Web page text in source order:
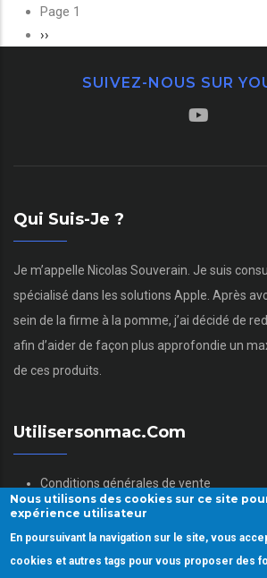
Pagination
Page 1
Page
››
SUIVEZ-NOUS SUR
Qui Suis-Je ?
Je m’appelle Nicolas Souverain. Je suis
spécialisé dans les solutions Apple. Après
sein de la firme à la pomme, j’ai décidé de
afin d’aider de façon plus approfondie un
de ces produits.
Utilisersonmac.com
Conditions générales de vente
Mentions légales
Politique des données personnelles
Gestion des Cookies
Nous utilisons des cookies sur ce site
expérience utilisateur
En poursuivant la navigation sur le site, vous
cookies et autres tags pour vous proposer des